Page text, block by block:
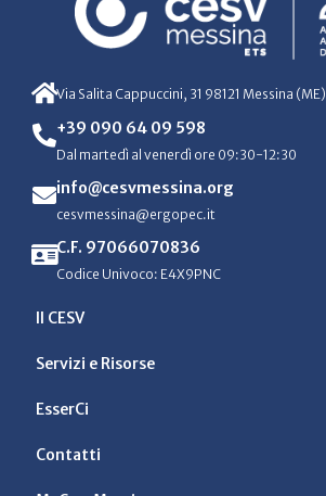
Via Salita Cappuccini, 31 98121 Messina (ME)
+39 090 64 09 598
Dal martedì al venerdì ore 09:30-12:30
info@cesvmessina.org
cesvmessina@ergopec.it
C.F. 97066070836
Codice Univoco: E4X9PNC
Il CESV
Servizi e Risorse
EsserCi
Contatti